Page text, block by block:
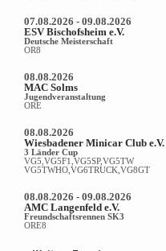
07.08.2026 - 09.08.2026
ESV Bischofsheim e.V.
Deutsche Meisterschaft
OR8
08.08.2026
MAC Solms
Jugendveranstaltung
ORE
08.08.2026
Wiesbadener Minicar Club e.V.
3 Länder Cup
VG5,VG5F1,VG5SP,VG5TW
VG5TWHO,VG6TRUCK,VG8GT
08.08.2026 - 09.08.2026
AMC Langenfeld e.V.
Freundschaftsrennen SK3
ORE8